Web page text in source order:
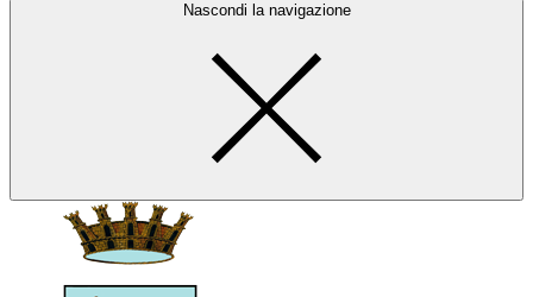
Nascondi la navigazione